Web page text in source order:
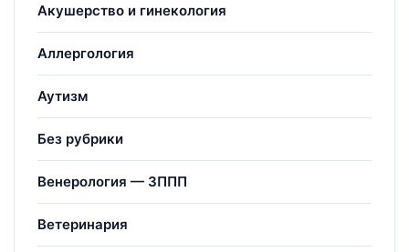
Акушерство и гинекология
Аллергология
Аутизм
Без рубрики
Венерология — ЗППП
Ветеринария